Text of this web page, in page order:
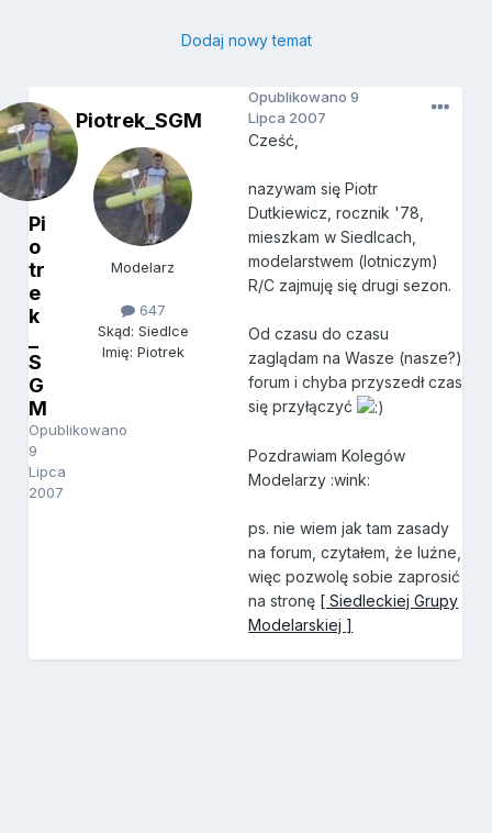
Dodaj nowy temat
Pi
o
tr
e
k
S
G
M
Opublikowano
9
Lipca
2007
Piotrek_SGM
Modelarz
647
Skąd: Siedlce
Imię: Piotrek
Opublikowano9
Lipca 2007
Cześć,
nazywam się Piotr
Dutkiewicz, rocznik '78,
mieszkam w Siedlcach,
modelarstwem (lotniczym)
R/C zajmuję się drugi sezon.
Od czasu do czasu
zaglądam na Wasze (nasze?)
forum i chyba przyszedł czas
się przyłączyć
Pozdrawiam Kolegów
Modelarzy :wink:
ps. nie wiem jak tam zasady
na forum, czytałem, że luźne,
więc pozwolę sobie zaprosić
na stronę [ Siedleckiej Grupy
Modelarskiej ]